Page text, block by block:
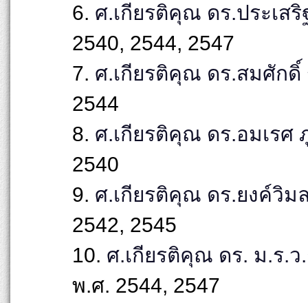
6. ศ.เกียรติคุณ ดร.ประเส
2540, 2544, 2547
7. ศ.เกียรติคุณ ดร.สมศัก
2544
8. ศ.เกียรติคุณ ดร.อมเรศ
2540
9. ศ.เกียรติคุณ ดร.ยงค์วิม
2542, 2545
10. ศ.เกียรติคุณ ดร. ม.ร.
พ.ศ. 2544, 2547